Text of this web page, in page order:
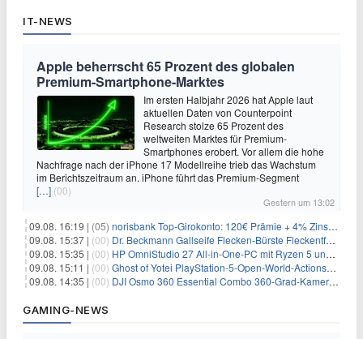
IT-NEWS
Apple beherrscht 65 Prozent des globalen
Premium-Smartphone-Marktes
Im ersten Halbjahr 2026 hat Apple laut
aktuellen Daten von Counterpoint
Research stolze 65 Prozent des
weltweiten Marktes für Premium-
Smartphones erobert. Vor allem die hohe
Nachfrage nach der iPhone 17 Modellreihe trieb das Wachstum
im Berichtszeitraum an. iPhone führt das Premium-Segment
[…] (00)
Gestern um 13:02
09.08. 16:19 | (05) norisbank Top-Girokonto: 120€ Prämie + 4% Zinsen p.a. (6 Monate)
09.08. 15:37 | (00) Dr. Beckmann Gallseife Flecken-Bürste Fleckentferner 250 ml für 1,25€
09.08. 15:35 | (00) HP OmniStudio 27 All-in-One-PC mit Ryzen 5 und 1 TB SSD für 699€
09.08. 15:11 | (00) Ghost of Yotei PlayStation-5-Open-World-Actionspiel für 55,65€
09.08. 14:35 | (00) DJI Osmo 360 Essential Combo 360-Grad-Kamera für 375€
GAMING-NEWS